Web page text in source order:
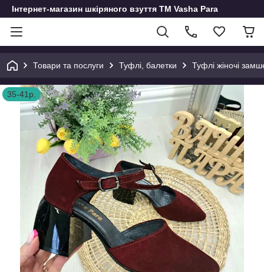
Інтернет-магазин шкіряного взуття ТМ Vasha Para
Товари та послуги Туфлі, балетки Туфлі жіночі
35-41р.